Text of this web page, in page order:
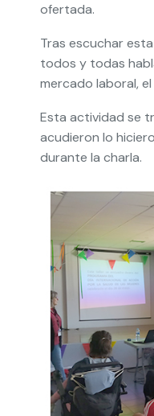
ofertada.
Tras escuchar
todos y todas
mercado laboral,
Esta actividad se
acudieron lo
durante la charla.